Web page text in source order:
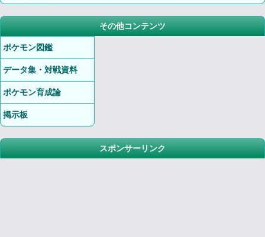
その他コンテンツ
ポケモン図鑑
データ集・対戦資料
ポケモン育成論
掲示板
スポンサーリンク